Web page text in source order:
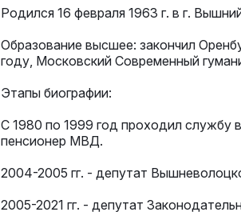
Родился 16 февраля 1963 г. в г.
Образование высшее: закончил
году, Московский Современный
Этапы биографии:
С 1980 по 1999 год проходил
пенсионер МВД.
2004-2005 гг. - депутат
2005-2021 гг. - депутат